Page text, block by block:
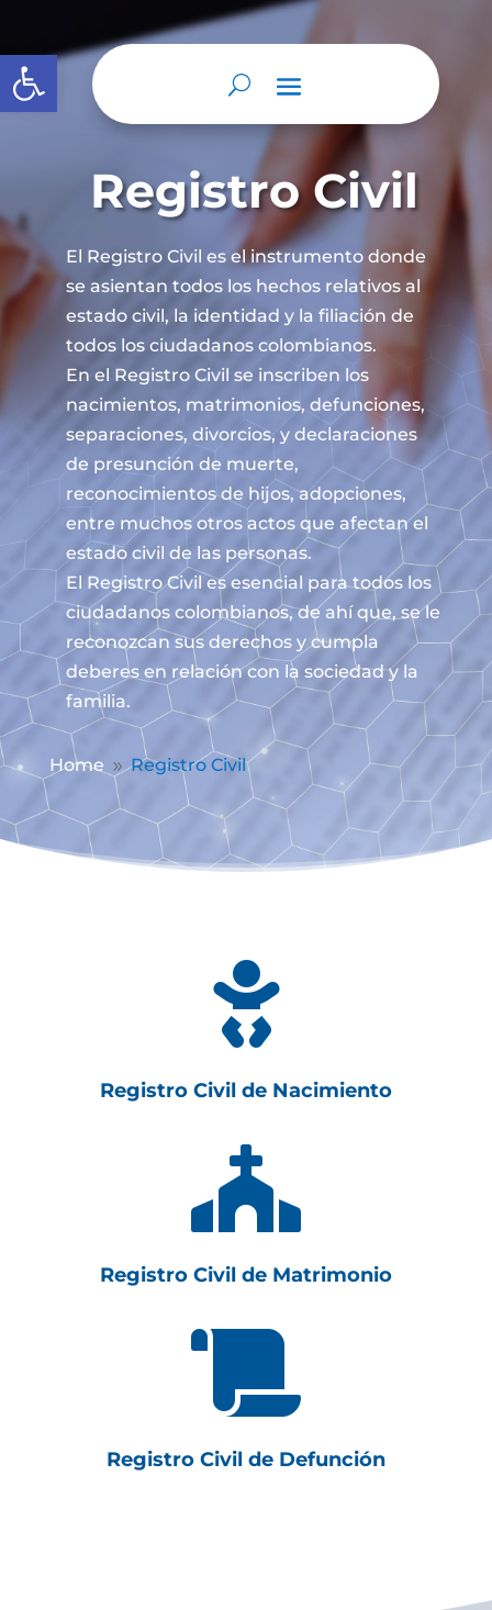
Abrir barra de herramientas
Registro Civil
El Registro Civil es el instrumento donde
se asientan todos los hechos relativos al
estado civil, la identidad y la filiación de
todos los ciudadanos colombianos.
En el Registro Civil se inscriben los
nacimientos, matrimonios, defunciones,
separaciones, divorcios, y declaraciones
de presunción de muerte,
reconocimientos de hijos, adopciones,
entre muchos otros actos que afectan el
estado civil de las personas.
El Registro Civil es esencial para todos los
ciudadanos colombianos, de ahí que, se le
reconozcan sus derechos y cumpla
deberes en relación con la sociedad y la
familia.
Home 9 Registro Civil

Registro Civil de Nacimiento

Registro Civil de Matrimonio

Registro Civil de Defunción